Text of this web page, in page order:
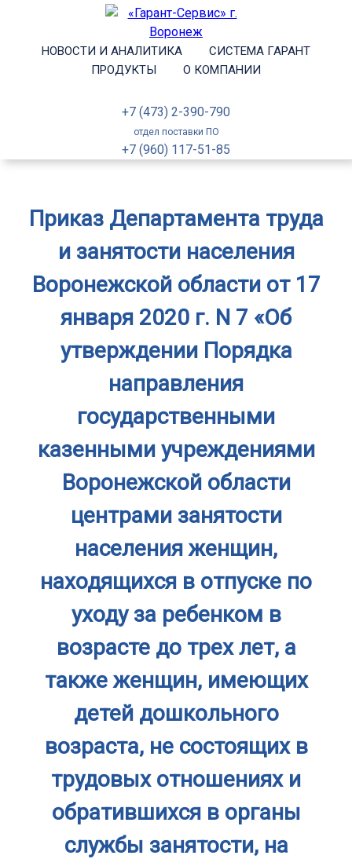
НОВОСТИ И АНАЛИТИКА
СИСТЕМА ГАРАНТ
ПРОДУКТЫ
О КОМПАНИИ
+7 (473) 2-390-790
отдел поставки ПО
+7 (960) 117-51-85
Приказ Департамента труда
и занятости населения
Воронежской области от 17
января 2020 г. N 7 «Об
утверждении Порядка
направления
государственными
казенными учреждениями
Воронежской области
центрами занятости
населения женщин,
находящихся в отпуске по
уходу за ребенком в
возрасте до трех лет, а
также женщин, имеющих
детей дошкольного
возраста, не состоящих в
трудовых отношениях и
обратившихся в органы
службы занятости, на